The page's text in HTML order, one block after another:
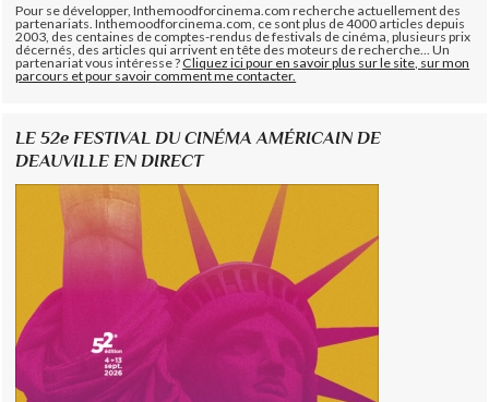
Pour se développer, Inthemoodforcinema.com recherche actuellement des
partenariats. Inthemoodforcinema.com, ce sont plus de 4000 articles depuis
2003, des centaines de comptes-rendus de festivals de cinéma, plusieurs prix
décernés, des articles qui arrivent en tête des moteurs de recherche... Un
partenariat vous intéresse ?Cliquez ici pour en savoir plus sur le site, sur mon
parcours et pour savoir comment me contacter.
LE 52e FESTIVAL DU CINÉMA AMÉRICAIN DE
DEAUVILLE EN DIRECT